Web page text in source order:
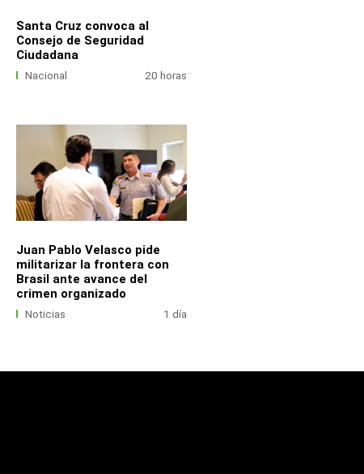
Santa Cruz convoca al
Consejo de Seguridad
Ciudadana
Nacional 20 horas
Juan Pablo Velasco pide
militarizar la frontera con
Brasil ante avance del
crimen organizado
Noticias 1 día